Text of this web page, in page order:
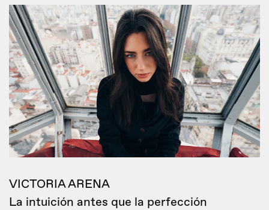
VICTORIA ARENA
La intuición antes que la perfección